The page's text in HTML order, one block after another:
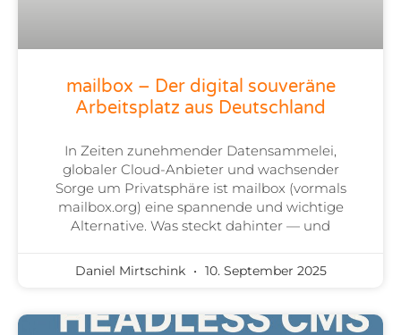
mailbox – Der digital souveräne
Arbeitsplatz aus Deutschland
In Zeiten zunehmender Datensammelei,
globaler Cloud-Anbieter und wachsender
Sorge um Privatsphäre ist mailbox (vormals
mailbox.org) eine spannende und wichtige
Alternative. Was steckt dahinter — und
Daniel Mirtschink 10. September 2025